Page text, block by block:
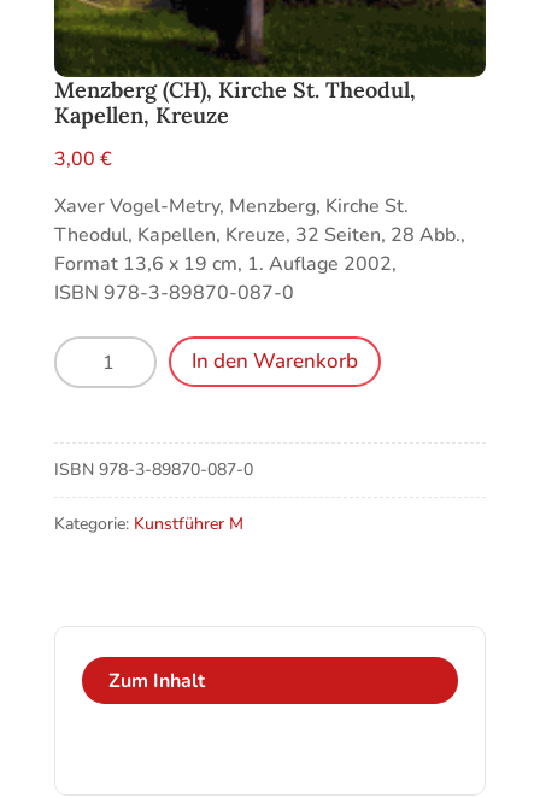
Menzberg (CH), Kirche St. Theodul,
Kapellen, Kreuze
3,00 €
Xaver Vogel-Metry, Menzberg, Kirche St.
Theodul, Kapellen, Kreuze, 32 Seiten, 28 Abb.,
Format 13,6 x 19 cm, 1. Auflage 2002,
ISBN 978-3-89870-087-0
Menzberg
(CH),
St.
Theodul,
Kapellen,
Kreuze
In den Warenkorb
ISBN 978-3-89870-087-0
Kategorie: Kunstführer M
Zum Inhalt